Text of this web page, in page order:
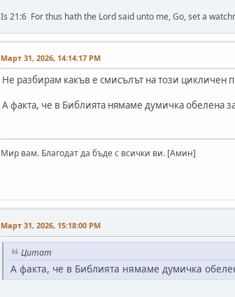
Is 21:6 For thus hath the Lord said unto me, Go, set a
Март 31, 2026, 14:14:17 PM
Не разбирам какъв е смисълът на този цикличен
А факта, че в Библията нямаме думичка обелена
Мир вам. Благодат да бъде с всички ви. [Амин]
Март 31, 2026, 15:18:00 PM
Цитат
А факта, че в Библията нямаме думичка